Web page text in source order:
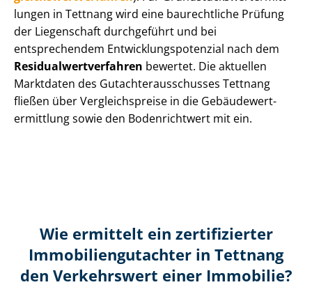
lun­gen in Tettnang wird eine baurechtliche Prüfung
der Liegenschaft durchgeführt und bei
entsprechendem Ent­wick­lungs­po­ten­zi­al nach dem
Re­si­du­al­wert­ver­fah­ren bewertet. Die aktuellen
Marktdaten des Gut­ach­ter­aus­schus­ses Tettnang
fließen über Ver­gleichs­prei­se in die Ge­bäu­de­wert­
ermitt­lung sowie den Bodenrichtwert mit ein.
Wie ermittelt ein zertifizierter
Immobilien­gutachter in Tettnang
den Verkehrswert einer Immobilie?